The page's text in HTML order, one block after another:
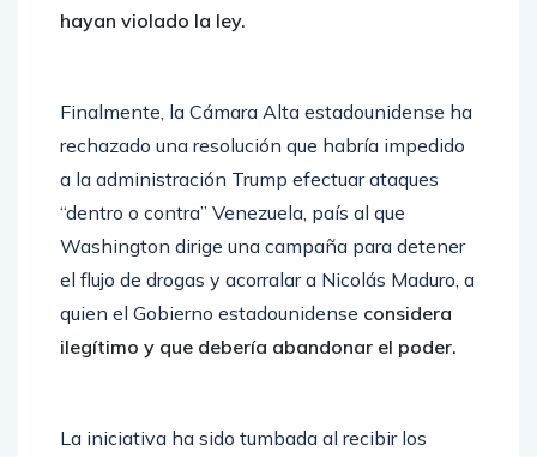
hayan violado la ley.
Finalmente, la Cámara Alta estadounidense ha
rechazado una resolución que habría impedido
a la administración Trump efectuar ataques
“dentro o contra” Venezuela, país al que
Washington dirige una campaña para detener
el flujo de drogas y acorralar a Nicolás Maduro, a
quien el Gobierno estadounidense considera
ilegítimo y que debería abandonar el poder.
La iniciativa ha sido tumbada al recibir los